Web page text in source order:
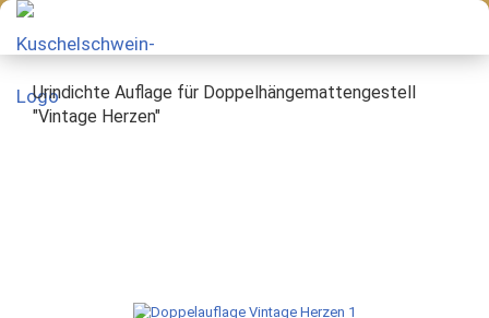
Urindichte Auflage für Doppelhängemattengestell
"Vintage Herzen"